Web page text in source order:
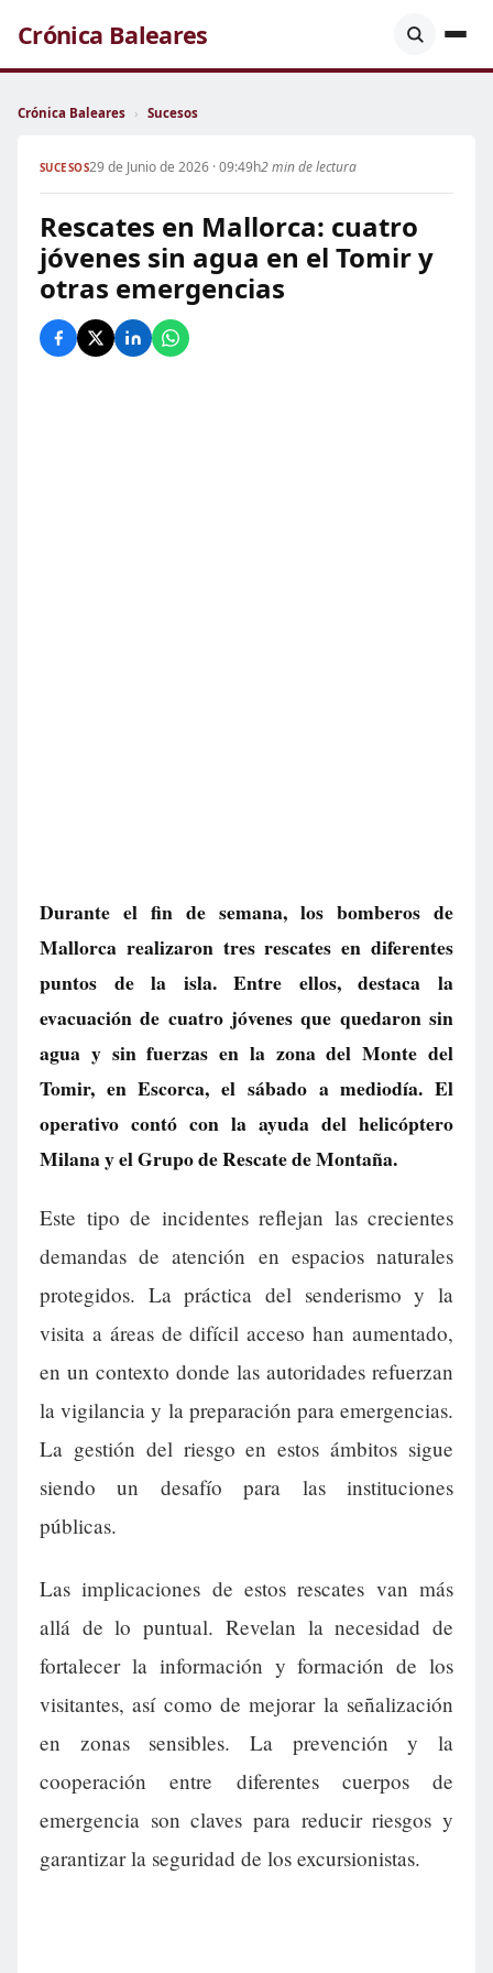
Crónica Baleares
Crónica Baleares › Sucesos
SUCESOS29 de Junio de 2026 · 09:49h2 min de lectura
Rescates en Mallorca: cuatro
jóvenes sin agua en el Tomir y
otras emergencias
Durante el fin de semana, los bomberos de
Mallorca realizaron tres rescates en diferentes
puntos de la isla. Entre ellos, destaca la
evacuación de cuatro jóvenes que quedaron sin
agua y sin fuerzas en la zona del Monte del
Tomir, en Escorca, el sábado a mediodía. El
operativo contó con la ayuda del helicóptero
Milana y el Grupo de Rescate de Montaña.
Este tipo de incidentes reflejan las crecientes
demandas de atención en espacios naturales
protegidos. La práctica del senderismo y la
visita a áreas de difícil acceso han aumentado,
en un contexto donde las autoridades refuerzan
la vigilancia y la preparación para emergencias.
La gestión del riesgo en estos ámbitos sigue
siendo un desafío para las instituciones
públicas.
Las implicaciones de estos rescates van más
allá de lo puntual. Revelan la necesidad de
fortalecer la información y formación de los
visitantes, así como de mejorar la señalización
en zonas sensibles. La prevención y la
cooperación entre diferentes cuerpos de
emergencia son claves para reducir riesgos y
garantizar la seguridad de los excursionistas.